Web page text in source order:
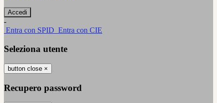
-
Entra con SPID Entra con CIE
Seleziona utente
button close ×
Recupero password